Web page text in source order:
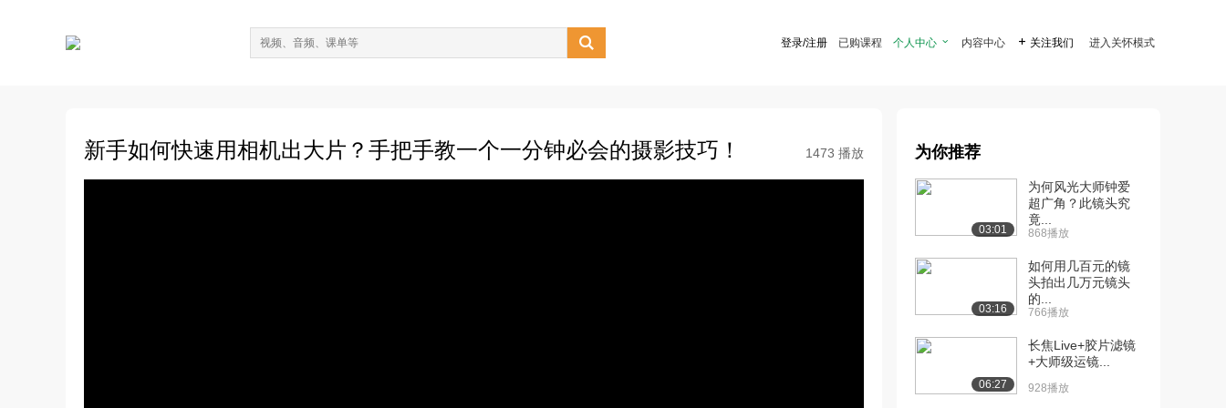
 登录/注册 已购课程 个人中心  内容中心  关注我们 进入关怀模式
新手如何快速用相机出大片？手把手教一个一分钟必会的摄影技巧！ 1473 播放 为你推荐
03:01
为何风光大师钟爱
超广角？此镜头究
竟...
868播放
03:16
如何用几百元的镜
头拍出几万元镜头
的...
766播放
06:27
长焦Live+胶片滤镜
+大师级运镜...
928播放